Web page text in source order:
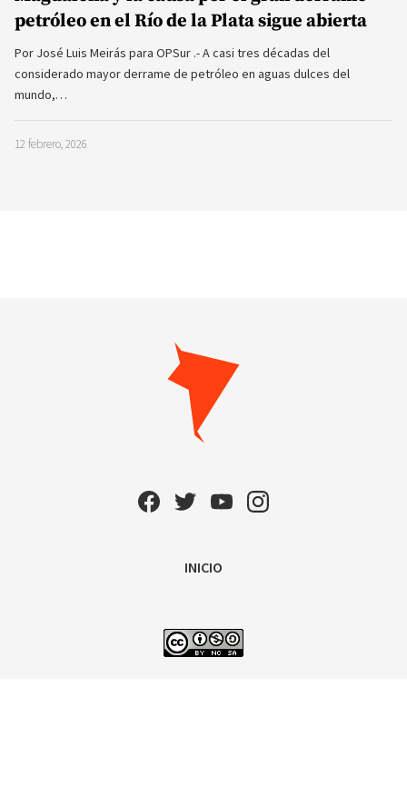
petróleo en el Río de la Plata sigue abierta
Por José Luis Meirás para OPSur .- A casi tres décadas del
considerado mayor derrame de petróleo en aguas dulces del
mundo,…
12 febrero, 2026
INICIO